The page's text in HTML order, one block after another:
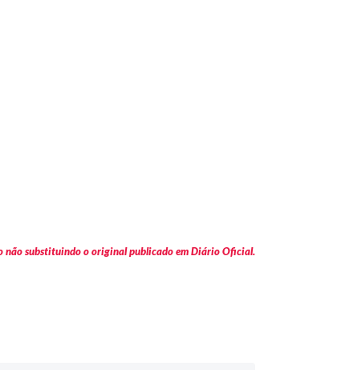
não substituindo o original publicado em Diário Oficial.